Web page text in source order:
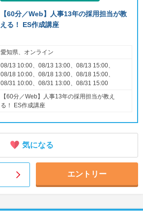
【60分／Web】人事13年の採用担当が教
える！ ES作成講座
愛知県、オンライン
08/13 10:00、08/13 13:00、08/13 15:00、
08/18 10:00、08/18 13:00、08/18 15:00、
08/31 10:00、08/31 13:00、08/31 15:00
【60分／Web】人事13年の採用担当が教え
る！ ES作成講座
気になる
エントリー